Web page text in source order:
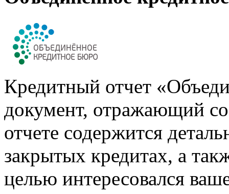
Кредитный отчет
документ, отражающий
отчете содержится
закрытых кредитах, а
целью интересовался